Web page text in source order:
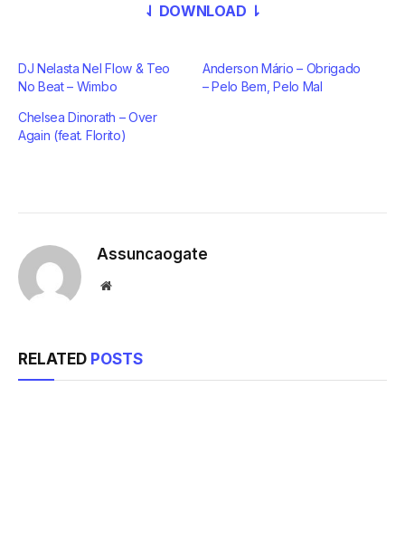
⇃ DOWNLOAD ⇂
DJ Nelasta Nel Flow & Teo
No Beat – Wimbo
Anderson Mário – Obrigado
– Pelo Bem, Pelo Mal
Chelsea Dinorath – Over
Again (feat. Florito)
Assuncaogate
Website
RELATED POSTS